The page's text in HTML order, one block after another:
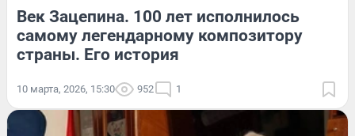
Век Зацепина. 100 лет исполнилось
самому легендарному композитору
страны. Его история
10 марта, 2026, 15:30 952 1